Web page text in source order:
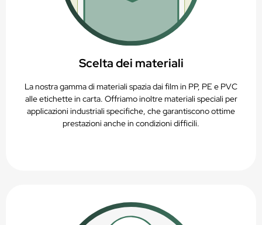
Scelta dei materiali
La nostra gamma di materiali spazia dai film in PP, PE e PVC
alle etichette in carta. Offriamo inoltre materiali speciali per
applicazioni industriali specifiche, che garantiscono ottime
prestazioni anche in condizioni difficili.